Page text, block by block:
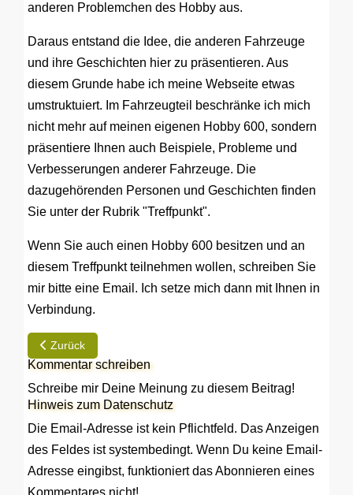
anderen Problemchen des Hobby aus.
Daraus entstand die Idee, die anderen Fahrzeuge
und ihre Geschichten hier zu präsentieren. Aus
diesem Grunde habe ich meine Webseite etwas
umstruktuiert. Im Fahrzeugteil beschränke ich mich
nicht mehr auf meinen eigenen Hobby 600, sondern
präsentiere Ihnen auch Beispiele, Probleme und
Verbesserungen anderer Fahrzeuge. Die
dazugehörenden Personen und Geschichten finden
Sie unter der Rubrik "Treffpunkt".
Wenn Sie auch einen Hobby 600 besitzen und an
diesem Treffpunkt teilnehmen wollen, schreiben Sie
mir bitte eine Email. Ich setze mich dann mit Ihnen in
Verbindung.
Vorheriger Beitrag: Dateivorlage für Hobby 600 Schriftzug
Zurück
Kommentar schreiben
Schreibe mir Deine Meinung zu diesem Beitrag!
Hinweis zum Datenschutz
Die Email-Adresse ist kein Pflichtfeld. Das Anzeigen
des Feldes ist systembedingt. Wenn Du keine Email-
Adresse eingibst, funktioniert das Abonnieren eines
Kommentares nicht!